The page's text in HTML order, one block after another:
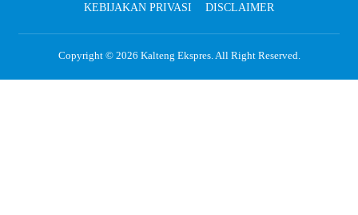
KEBIJAKAN PRIVASI
DISCLAIMER
Copyright © 2026 Kalteng Ekspres. All Right Reserved.